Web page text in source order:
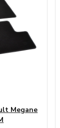
Megane